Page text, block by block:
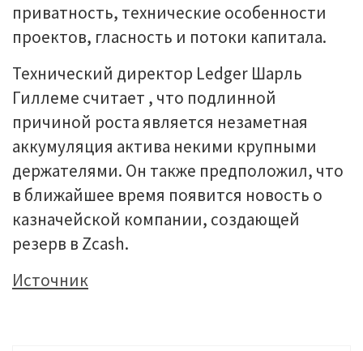
приватность, технические особенности
проектов, гласность и потоки капитала.
Технический директор Ledger Шарль
Гиллеме считает , что подлинной
причиной роста является незаметная
аккумуляция актива некими крупными
держателями. Он также предположил, что
в ближайшее время появится новость о
казначейской компании, создающей
резерв в Zcash.
Источник